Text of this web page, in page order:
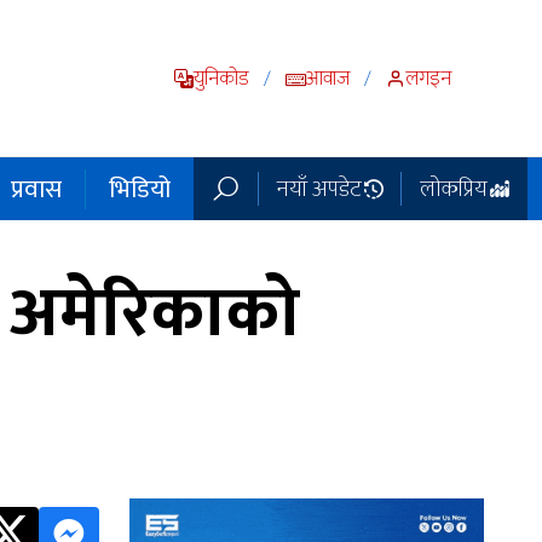
युनिकोड / आवाज / लगइन
प्रवास भिडियो नयाँ अपडेट लोकप्रिय
अमेरिकाको